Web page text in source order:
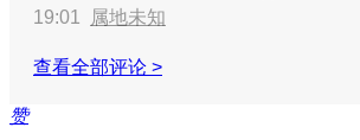
19:01
属地未知
查看全部评论 >
赞